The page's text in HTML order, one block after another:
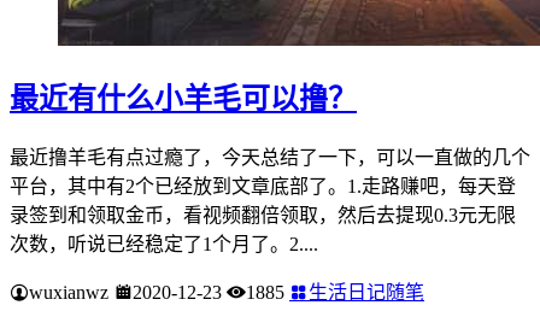
最近有什么小羊毛可以撸？
最近撸羊毛有点过瘾了，今天总结了一下，可以一直做的几个
平台，其中有2个已经放到文章底部了。1.走路赚吧，每天登
录签到和领取金币，看视频翻倍领取，然后去提现0.3元无限
次数，听说已经稳定了1个月了。2....
wuxianwz 2020-12-23 1885 生活日记随笔